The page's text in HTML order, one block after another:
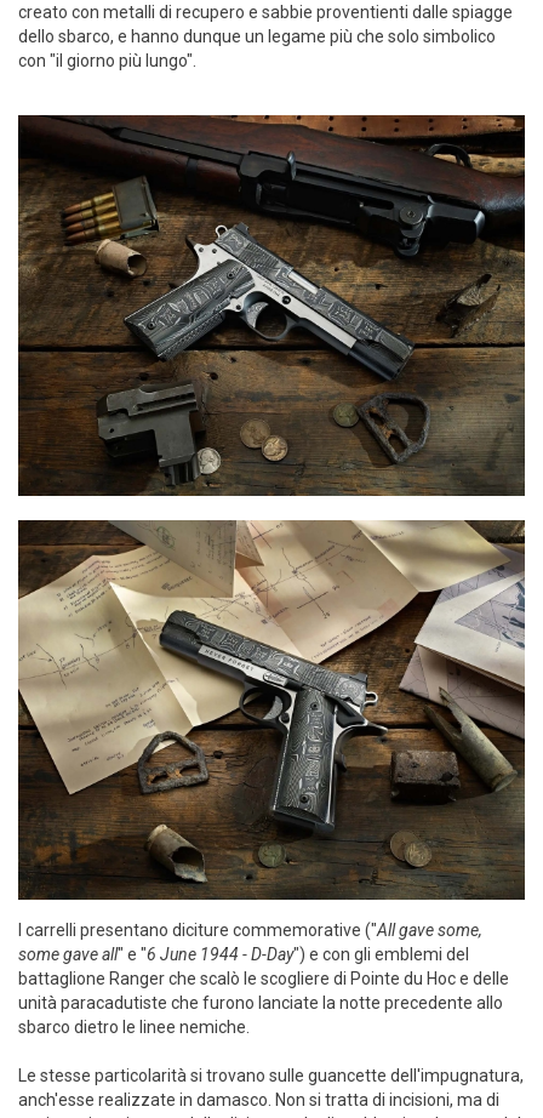
creato con metalli di recupero e sabbie proventienti dalle spiagge
dello sbarco, e hanno dunque un legame più che solo simbolico
con "il giorno più lungo".
I carrelli presentano diciture commemorative ("All gave some,
some gave all" e "6 June 1944 - D-Day") e con gli emblemi del
battaglione Ranger che scalò le scogliere di Pointe du Hoc e delle
unità paracadutiste che furono lanciate la notte precedente allo
sbarco dietro le linee nemiche.
Le stesse particolarità si trovano sulle guancette dell'impugnatura,
anch'esse realizzate in damasco. Non si tratta di incisioni, ma di